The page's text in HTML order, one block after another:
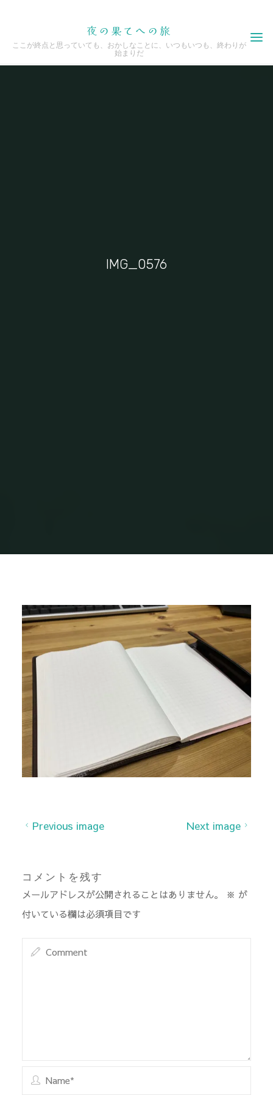
content
夜の果てへの旅
ここが終点と思っていても、おかしなことに、いつもいつも、終わりが
始まりだ
IMG_0576
Previous image Next image
コメントを残す
メールアドレスが公開されることはありません。 ※ が
付いている欄は必須項目です